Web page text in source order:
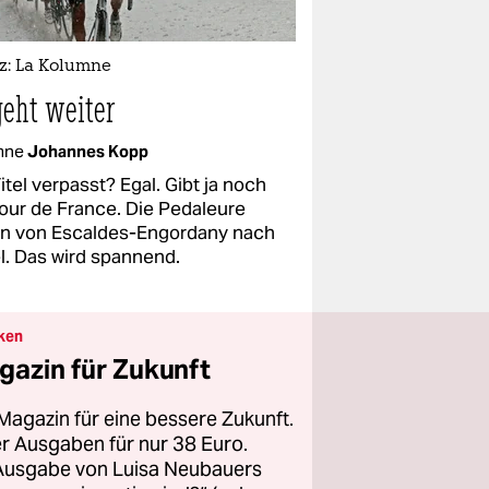
La Kolumne
weiter
Johannes Kopp
verpasst? Egal. Gibt ja noch
de France. Die Pedaleure
von Escaldes-Engordany nach
Das wird spannend.
für Zukunft
für eine bessere Zukunft.
Ausgaben für nur 38 Euro.
von Luisa Neubauers